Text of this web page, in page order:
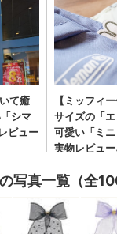
写真一覧（全